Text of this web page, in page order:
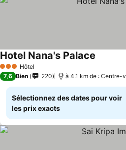
3 ÉtoilesHôtel
Hotel Nana's Palace
7,6 Bien 220 à 4.1 km de : Centre-
Sélectionnez des dates pour voir
les prix exacts